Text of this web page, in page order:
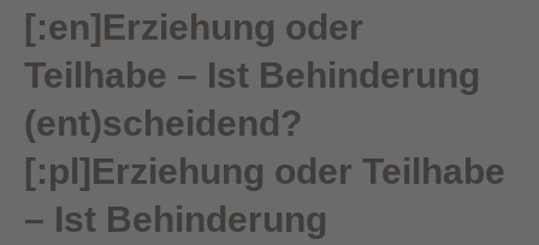
[:en]Erziehung oder
Teilhabe – Ist Behinderung
(ent)scheidend?
[:pl]Erziehung oder Teilhabe
– Ist Behinderung